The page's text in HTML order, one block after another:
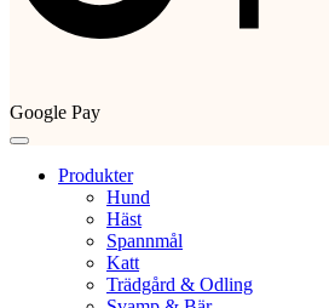
Google Pay
Produkter
Hund
Häst
Spannmål
Katt
Trädgård & Odling